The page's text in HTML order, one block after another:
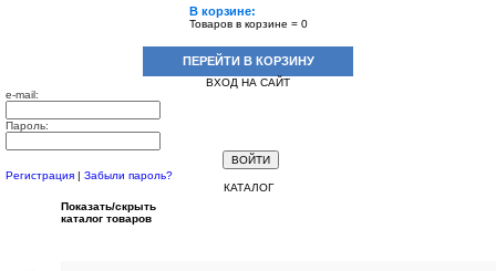
В корзине:
Товаров в корзине = 0
ПЕРЕЙТИ В КОРЗИНУ
ВХОД НА САЙТ
e-mail:
Пароль:
Регистрация
Забыли пароль?
КАТАЛОГ
Показать/скрыть
каталог товаров